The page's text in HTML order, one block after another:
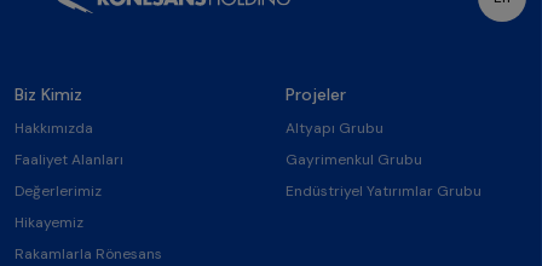
Biz Kimiz
Hakkımızda
Faaliyet Alanları
Değerlerimiz
Hikayemiz
Rakamlarla Rönesans
Projeler
Altyapı Grubu
Gayrimenkul Grubu
Endüstriyel Yatırımlar Grubu